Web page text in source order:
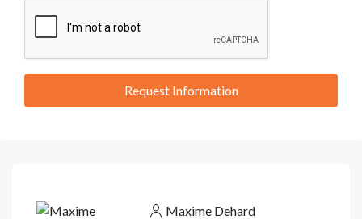
Request Information
Maxime Dehard